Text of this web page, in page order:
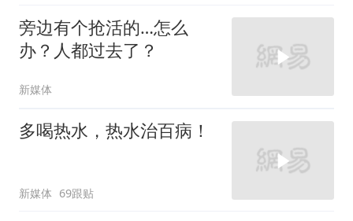
旁边有个抢活的…怎么
办？人都过去了？
新媒体
多喝热水，热水治百病！
新媒体 69跟贴